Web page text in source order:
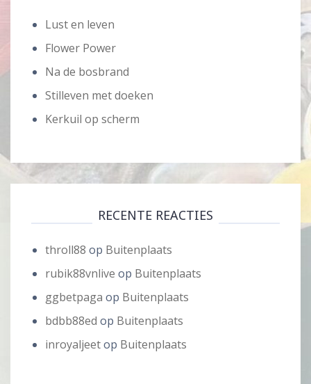
Lust en leven
Flower Power
Na de bosbrand
Stilleven met doeken
Kerkuil op scherm
RECENTE REACTIES
throll88 op Buitenplaats
rubik88vnlive op Buitenplaats
ggbetpaga op Buitenplaats
bdbb88ed op Buitenplaats
inroyaljeetop Buitenplaats